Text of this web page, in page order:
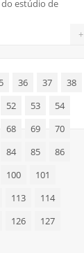
estúdio de
+
36 37
38
52 53
54
68 69
70
84 85
86
100
101
113
114
126
127